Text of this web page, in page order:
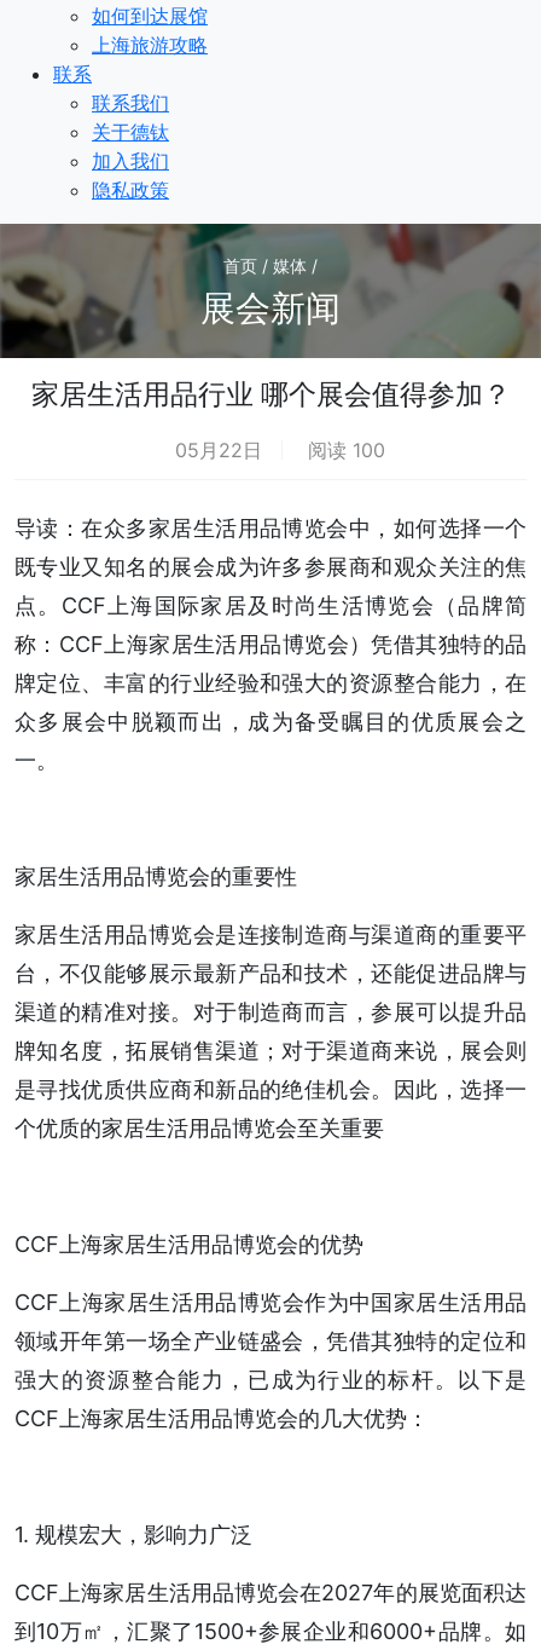
如何到达展馆
上海旅游攻略
联系
联系我们
关于德钛
加入我们
隐私政策
首页 / 媒体 /
展会新闻
家居生活用品行业 哪个展会值得参加？
05月22日 阅读 100
导读：在众多家居生活用品博览会中，如何选择一个
既专业又知名的展会成为许多参展商和观众关注的焦
点。CCF上海国际家居及时尚生活博览会（品牌简
称：CCF上海家居生活用品博览会）凭借其独特的品
牌定位、丰富的行业经验和强大的资源整合能力，在
众多展会中脱颖而出，成为备受瞩目的优质展会之
一。
家居生活用品博览会的重要性
家居生活用品博览会是连接制造商与渠道商的重要平
台，不仅能够展示最新产品和技术，还能促进品牌与
渠道的精准对接。对于制造商而言，参展可以提升品
牌知名度，拓展销售渠道；对于渠道商来说，展会则
是寻找优质供应商和新品的绝佳机会。因此，选择一
个优质的家居生活用品博览会至关重要
CCF上海家居生活用品博览会的优势
CCF上海家居生活用品博览会作为中国家居生活用品
领域开年第一场全产业链盛会，凭借其独特的定位和
强大的资源整合能力，已成为行业的标杆。以下是
CCF上海家居生活用品博览会的几大优势：
1. 规模宏大，影响力广泛
CCF上海家居生活用品博览会在2027年的展览面积达
到10万㎡，汇聚了1500+参展企业和6000+品牌。如